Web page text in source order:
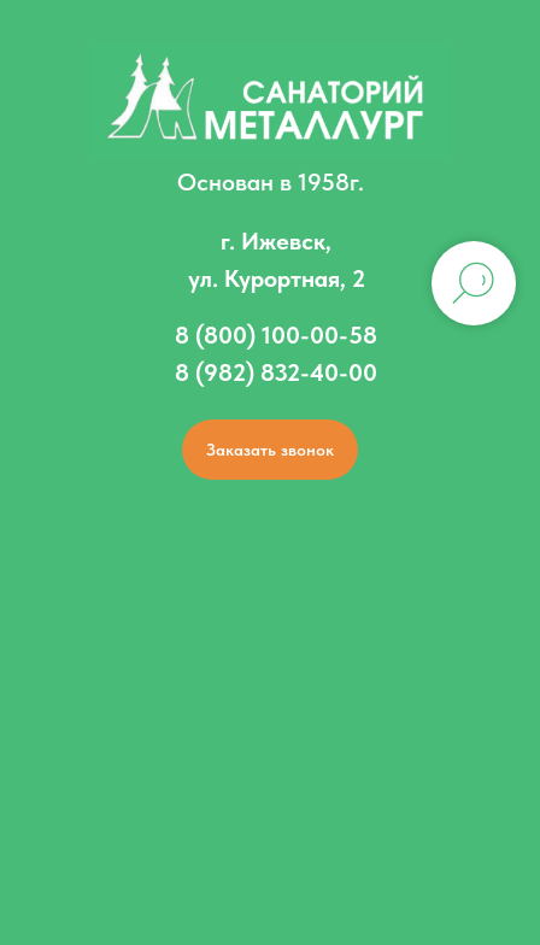
Основан в 1958г.
г. Ижевск,
ул. Курортная, 2
8 (800) 100-00-58
8 (982) 832-40-00
Заказать звонок